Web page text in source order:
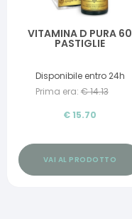
VITAMINA D PURA 60
PASTIGLIE
Disponibile entro 24h
Prima era: €14.13
€ 15.70
VAI AL PRODOTTO